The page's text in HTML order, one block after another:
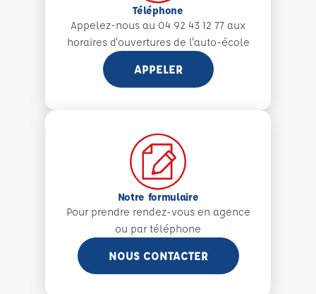
Téléphone
Appelez-nous au 04 92 43 12 77 aux
horaires d'ouvertures de l'auto-école
APPELER
Notre formulaire
Pour prendre rendez-vous en agence
ou par téléphone
NOUS CONTACTER